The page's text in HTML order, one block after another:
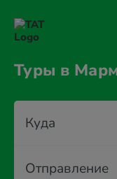
Туры в
Куда
Отправление